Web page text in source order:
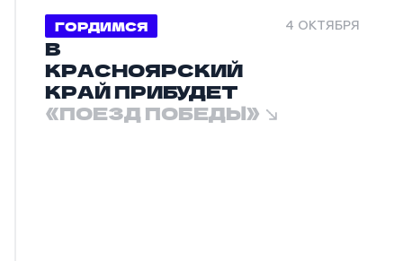
ГОРДИМСЯ 4 ОКТЯБРЯ
В
КРАСНОЯРСКИЙ
КРАЙ ПРИБУДЕТ
«ПОЕЗД ПОБЕДЫ»